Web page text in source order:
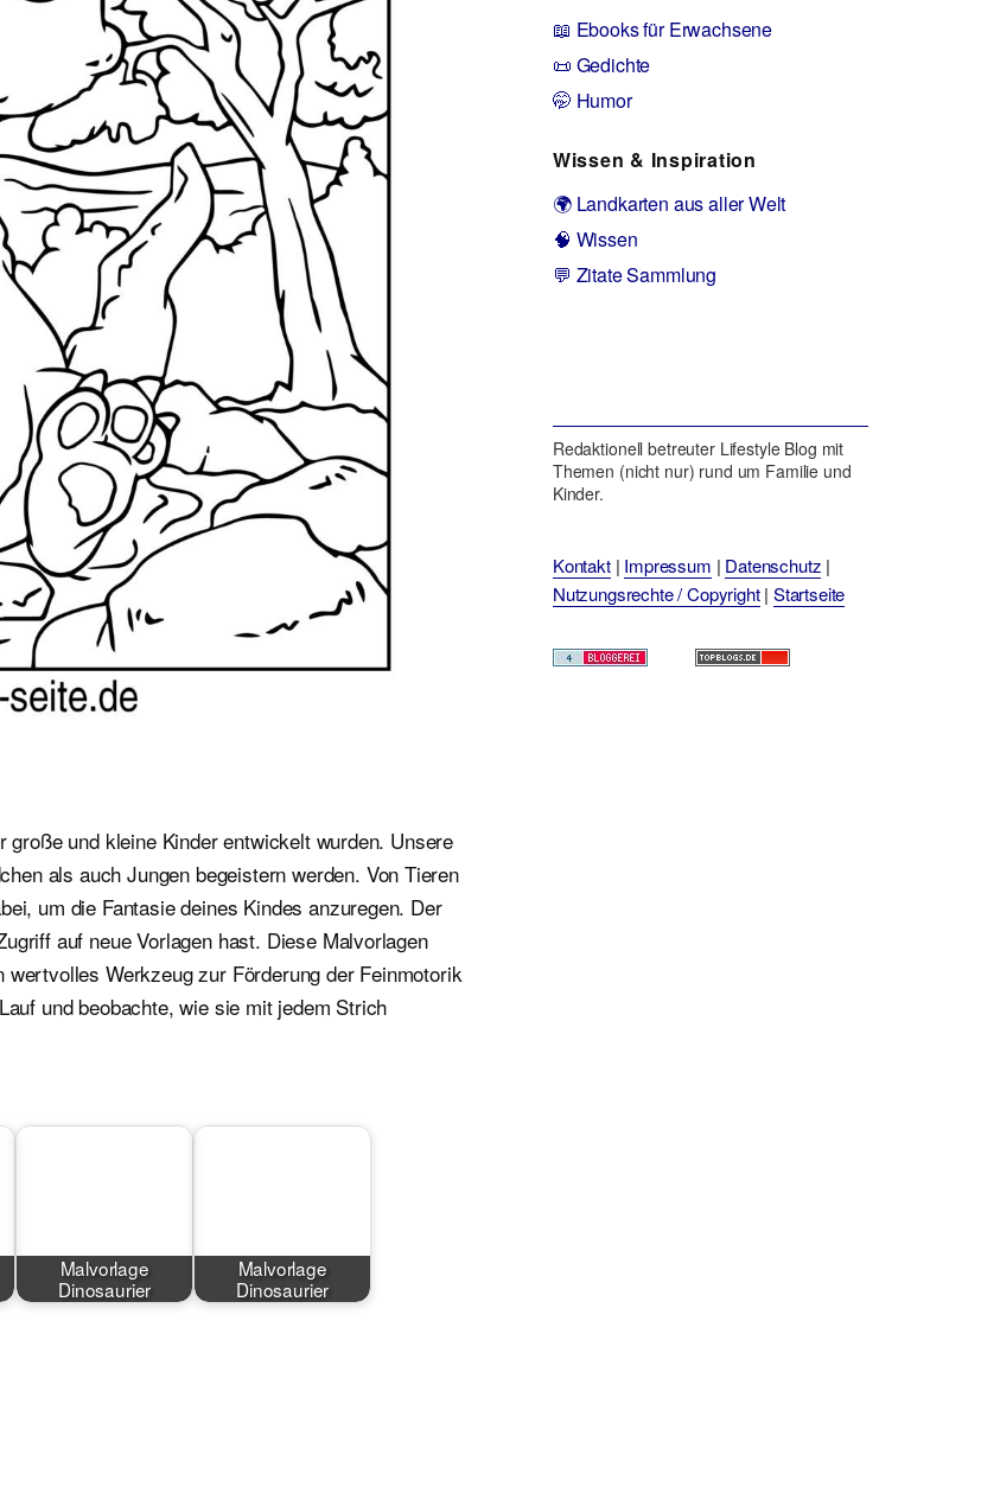
und kleine Kinder entwickelt wurden. Unsere
als auch Jungen begeistern werden. Von Tieren
um die Fantasie deines Kindes anzuregen. Der
auf neue Vorlagen hast. Diese Malvorlagen
Werkzeug zur Förderung der Feinmotorik
und beobachte, wie sie mit jedem Strich
Malvorlage
Dinosaurier
Malvorlage
Dinosaurier
📖 Ebooks für Erwachsene
📜 Gedichte
🤭 Humor
Wissen & Inspiration
🌍 Landkarten aus aller Welt
🧠 Wissen
💬 Zitate Sammlung
Redaktionell betreuter Lifestyle Blog mit
Themen (nicht nur) rund um Familie und
Kinder.
Kontakt| Impressum | Datenschutz |
Nutzungsrechte / Copyright| Startseite